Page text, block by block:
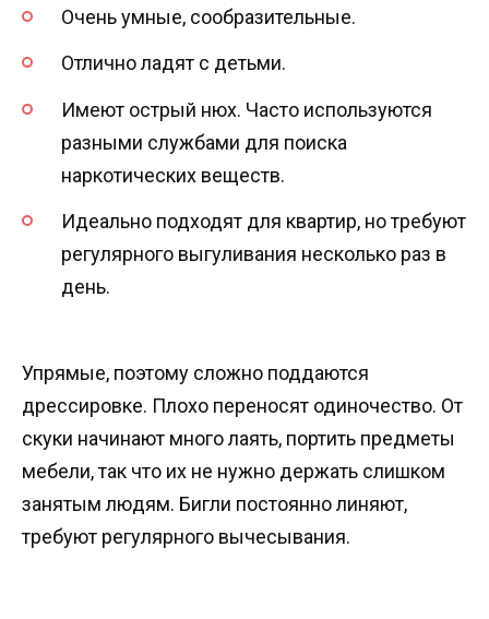
Очень умные, сообразительные.
Отлично ладят с детьми.
Имеют острый нюх. Часто используются
разными службами для поиска
наркотических веществ.
Идеально подходят для квартир, но требуют
регулярного выгуливания несколько раз в
день.
Упрямые, поэтому сложно поддаются
дрессировке. Плохо переносят одиночество. От
скуки начинают много лаять, портить предметы
мебели, так что их не нужно держать слишком
занятым людям. Бигли постоянно линяют,
требуют регулярного вычесывания.